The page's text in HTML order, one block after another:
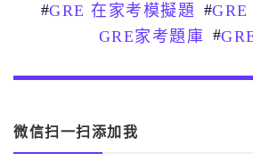
#GRE 在家考模擬題 #GRE
GRE家考題庫 #
微信扫一扫添加我